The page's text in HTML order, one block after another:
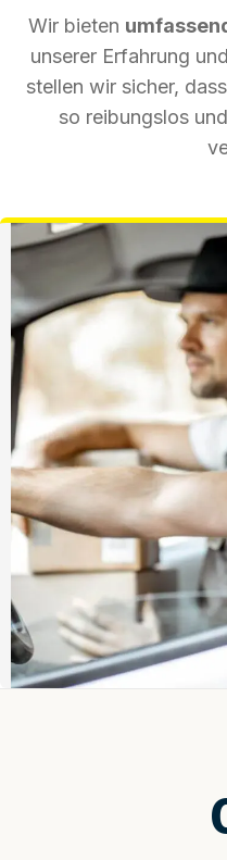
Wir bieten
unserer Erfahrung
stellen wir sicher,
so reibungslos